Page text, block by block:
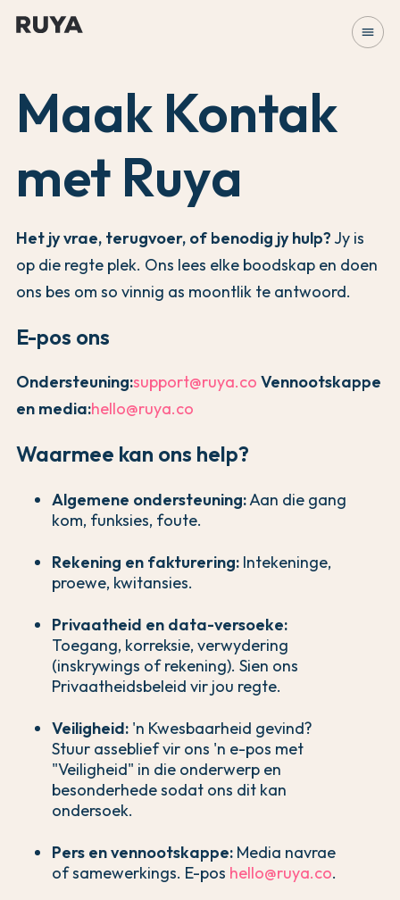
menu
Maak Kontak
met Ruya
Het jy vrae, terugvoer, of benodig jy hulp?Jy is
op die regte plek. Ons lees elke boodskap en doen
ons bes om so vinnig as moontlik te antwoord.
E-pos ons
Ondersteuning:support@ruya.co Vennootskappe
en media:hello@ruya.co
Waarmee kan ons help?
Algemene ondersteuning:Aan die gang
kom, funksies, foute.
Rekening en fakturering: Intekeninge,
proewe, kwitansies.
Privaatheid en data-versoeke:
Toegang, korreksie, verwydering
(inskrywings of rekening). Sien ons
Privaatheidsbeleid vir jou regte.
Veiligheid: 'n Kwesbaarheid gevind?
Stuur asseblief vir ons 'n e-pos met
"Veiligheid" in die onderwerp en
besonderhede sodat ons dit kan
ondersoek.
Pers en vennootskappe: Media navrae
of samewerkings. E-pos hello@ruya.co.